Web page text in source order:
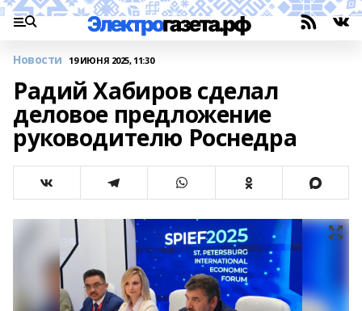
Новости 19 ИЮНЯ 2025, 11:30
Радий Хабиров сделал
деловое предложение
руководителю Роснедра